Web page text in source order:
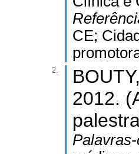
CE;
2.
2012.